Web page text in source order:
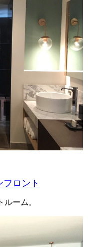
ロント
ーム。